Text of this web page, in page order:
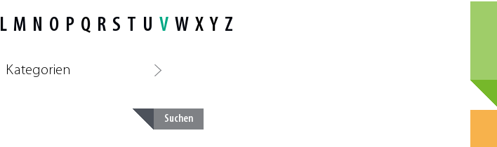
L M N O P Q R S T U V W X Y Z
Kategorien